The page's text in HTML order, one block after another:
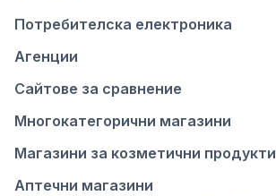
Потребителска електроника
Агенции
Сайтове за сравнение
Многокатегорични магазини
Магазини за козметични продукти
Аптечни магазини